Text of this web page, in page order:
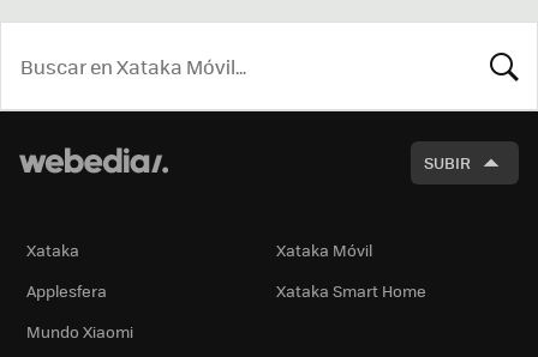
SUBIR
Xataka
Xataka Móvil
Applesfera
Xataka Smart Home
Mundo Xiaomi